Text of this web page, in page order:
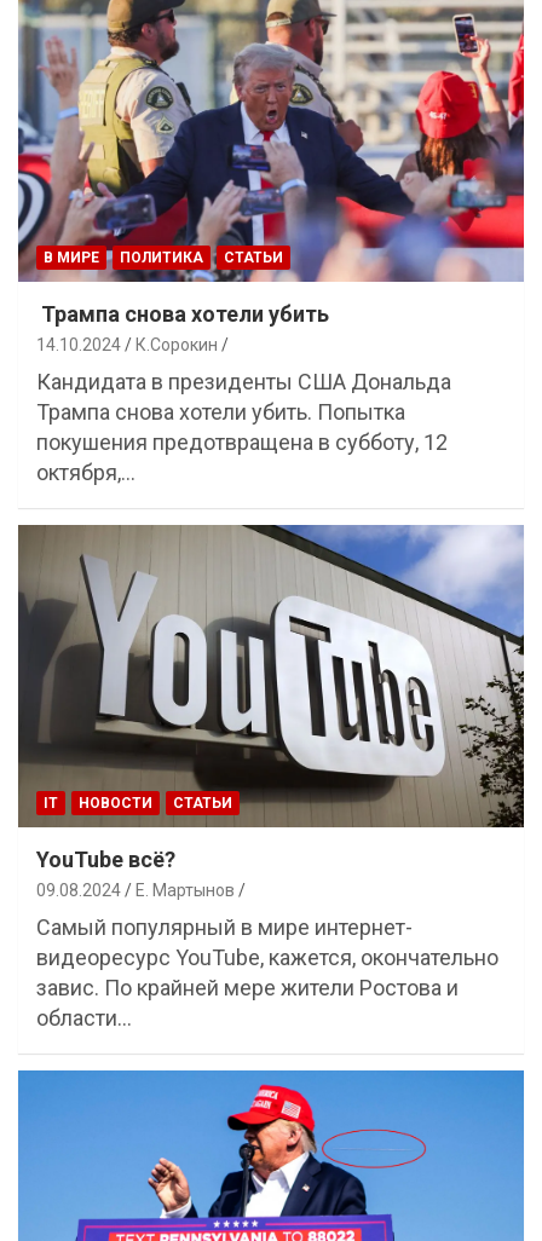
В МИРЕ ПОЛИТИКА СТАТЬИ
Трампа снова хотели убить
14.10.2024 К.Сорокин
Кандидата в президенты США Дональда
Трампа снова хотели убить. Попытка
покушения предотвращена в субботу, 12
октября,…
IT НОВОСТИ СТАТЬИ
YouTube всё?
09.08.2024 Е. Мартынов
Самый популярный в мире интернет-
видеоресурс YouTube, кажется, окончательно
завис. По крайней мере жители Ростова и
области…